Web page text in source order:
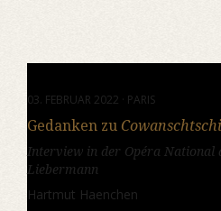
03. FEBRUAR 2022 · PARIS
Gedanken zu
Interview in der Opéra National
Liebermann
Hartmut Haenchen